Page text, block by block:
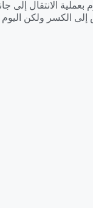
الانتقال إلى
إلى الكسر ولكن